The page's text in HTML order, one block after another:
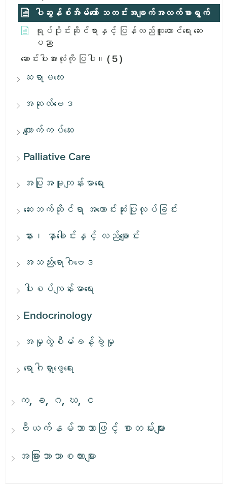
ပါဆွန်စ်အိမ်တော် သတင်းအချက်အလက်စာရွက်
ရုပ်ပိုင်းဆိုင်ရာနှင့် ပြန်လည်ထူထောင်ရေး ဆေး
ပညာ
ဆောင်းပါးအားလုံးကို ပြပါ။ ( 5 )
ဆရာမလေး
အဆုတ်ဗေဒ
ကျောက်ကပ်ဆေး
Palliative Care
အပြုအမူကျန်းမာရေး
ဆေးဘက်ဆိုင်ရာ အကောင်းဆုံးပြုလုပ်ခြင်း
နား၊ နှာခေါင်းနှင့် လည်ချောင်း
အသည်းရောဂါဗေဒ
ပါးစပ်ကျန်းမာရေး
Endocrinology
အမှုတွဲစီမံခန့်ခွဲမှု
ရောဂါရှာဖွေရေး
က, ခ, ဂ, ဃ, င
ဗီယက်နမ်ဘာသာဖြင့် စာတမ်းများ
အခြားဘာသာစကားများ